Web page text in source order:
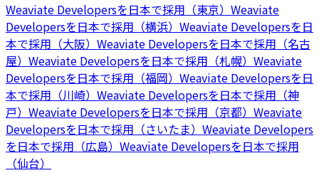
Weaviate Developersを日本で採用（東京） Weaviate
Developersを日本で採用（横浜） Weaviate Developersを日
本で採用（大阪） Weaviate Developersを日本で採用（名古
屋） Weaviate Developersを日本で採用（札幌） Weaviate
Developersを日本で採用（福岡） Weaviate Developersを日
本で採用（川崎） Weaviate Developersを日本で採用（神
戸） Weaviate Developersを日本で採用（京都） Weaviate
Developersを日本で採用（さいたま） Weaviate Developers
を日本で採用（広島） Weaviate Developersを日本で採用
（仙台）